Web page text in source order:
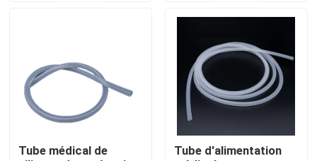
Visite d'usine
Tube médical de
Tube d'alimentation